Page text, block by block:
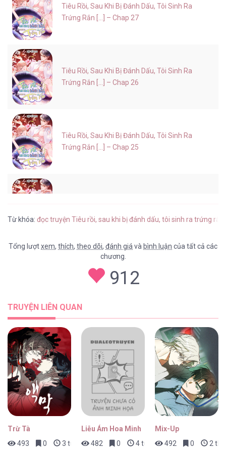
Tiêu Rồi, Sau Khi Bị Đánh Dấu, Tôi Sinh Ra
Trứng Rắn [...] – Chap 27
Tiêu Rồi, Sau Khi Bị Đánh Dấu, Tôi Sinh Ra
Trứng Rắn [...] – Chap 26
Tiêu Rồi, Sau Khi Bị Đánh Dấu, Tôi Sinh Ra
Trứng Rắn [...] – Chap 25
Trứng Rắn [...] – Chap 23
Tiêu Rồi, Sau Khi Bị Đánh Dấu, Tôi Sinh Ra
Trứng Rắn [...] – Chap 22
Tiêu Rồi, Sau Khi Bị Đánh Dấu, Tôi Sinh Ra
Trứng Rắn [...] – Chap 21
Từ khóa: đọc truyện Tiêu rồi, sau khi bị đánh dấu, tôi sinh ra trứng rắn
Tổng lượtxem, thích, theo dõi, đánh giá và bình luận của tất cả các
chương.
912
TRUYỆN LIÊN QUAN
Trừ Tà
493
0 3 tuần trước
Liễu Ám Hoa Minh
482
0 4 tuần trước
Mix-Up
492
0 2